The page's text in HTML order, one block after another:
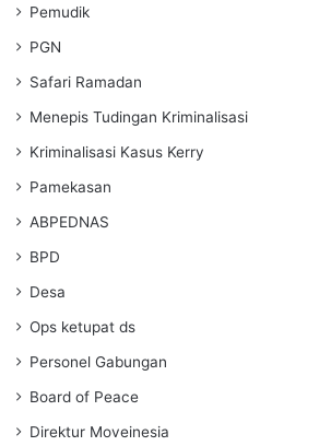
Pemudik
PGN
Safari Ramadan
Menepis Tudingan Kriminalisasi
Kriminalisasi Kasus Kerry
Pamekasan
ABPEDNAS
BPD
Desa
Ops ketupat ds
Personel Gabungan
Board of Peace
Direktur Moveinesia